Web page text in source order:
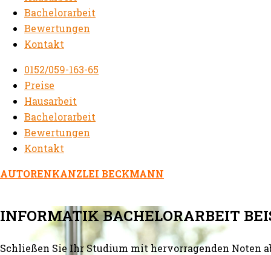
Bachelorarbeit
Bewertungen
Kontakt
0152/059-163-65
Preise
Hausarbeit
Bachelorarbeit
Bewertungen
Kontakt
AUTORENKANZLEI BECKMANN
INFORMATIK BACHELORARBEIT
Schließen Sie Ihr Studium mit hervorragenden Noten